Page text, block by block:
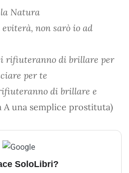
Natura
non sarò io ad
rifiuteranno di brillare per
per te
di brillare e
A una semplice prostituta)
SoloLibri?